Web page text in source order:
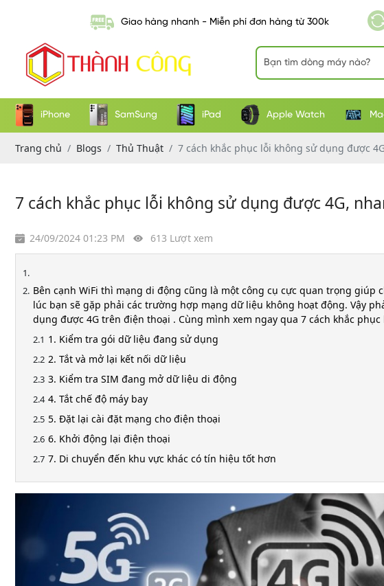
Giao hàng nhanh - Miễn phí đơn hàng từ 300k
iPhone SamSung iPad Apple Watch
Trang chủ Blogs Thủ Thuật 7 cách khắc phục lỗi không sử dụng được
7 cách khắc phục lỗi không sử dụng được 4G,
24/09/2024 01:23 PM 613 Lượt xem
Bên cạnh WiFi thì mạng di động cũng là một công cụ cực quan trọng
lúc bạn sẽ gặp phải các trường hợp mạng dữ liệu không hoạt động. Vậy
dụng được 4G trên điện thoại . Cùng mình xem ngay qua 7 cách khắc
1. Kiểm tra gói dữ liệu đang sử dụng
2. Tắt và mở lại kết nối dữ liệu
3. Kiểm tra SIM đang mở dữ liệu di động
4. Tắt chế độ máy bay
5. Đặt lại cài đặt mạng cho điện thoại
6. Khởi động lại điện thoại
7. Di chuyển đến khu vực khác có tín hiệu tốt hơn